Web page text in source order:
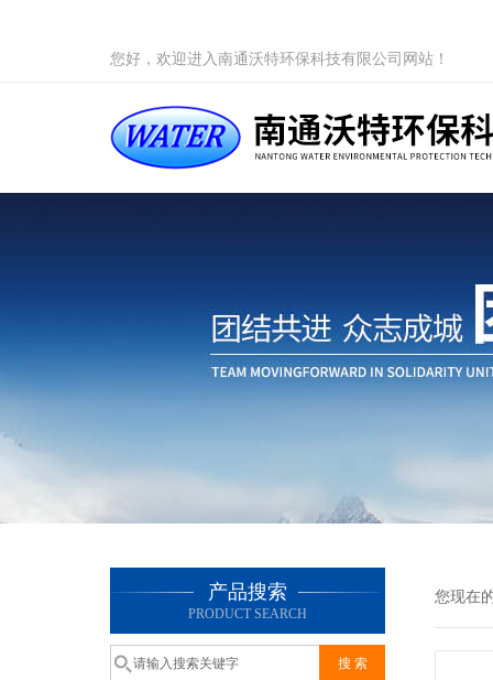
您好，欢迎进入南通沃特环保科技有限公司网站！
产品搜索
PRODUCT SEARCH
您现在